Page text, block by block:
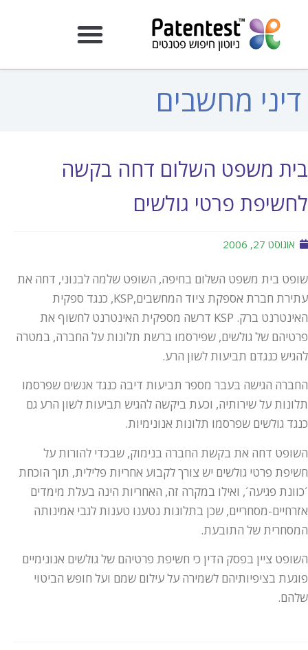
דיני מחשבים
בית משפט השלום דחה בקשה
לחשיפת פרטי גולשים
אוגוסט 27, 2006
שופט בית משפט השלום בחיפה, השופט שלמה לבנוני, דחה את
עתירת חברת אספקת ציוד המחשבים,KSP, כנגד ספקית
האינטרנט ברק. KSP דרשה מספקית האינטרנט לחשוף את
פרטיהם של גולשים, שפירסמו ברשת תלונות על החברה, במטרה
להגיש כנגדם תביעות לשון הרע.
החברה הגישה בעבר מספר תביעות דיבה כנגד אנשים שפרסמו
תלונות על שירותיה, וכעת ביקשה להגיש תביעות לשון הרע גם
כנגד גולשים שפרסמו תלונות אנונימיות.
השופט דחה את בקשת החברה בנימוק, שבכדי להורות על
חשיפת פרטי גולשים יש צורך לקבוע אחריות פלילית, תוך הוכחת
´כוונת פגיעה´, ואילו במקרה זה, האחריות הינה בעלת מימדים
אזרחיים-מסחריים, שכן בתלונות נטענו טענות לגבי אמינותה
המסחרית של התובעת.
השופט ציין בפסק הדין כי חשיפת פרטיהם של גולשים אנונימיים
פוגעת בציפיותיהם לשמירה על עילום שמם ועל חופש הביטוי
שלהם.